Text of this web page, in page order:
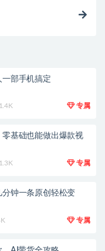
一部手机搞定
1.4K 专属
基础也能做出爆款视
1.3K 专属
钟一条原创轻松变
专属